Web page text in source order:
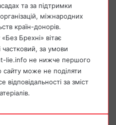
та за підтримки
міжнародних
країн-донорів.
Брехні» вітає
за умови
lie.info не нижче першого
сайту може не поділяти
відповідальності за зміст